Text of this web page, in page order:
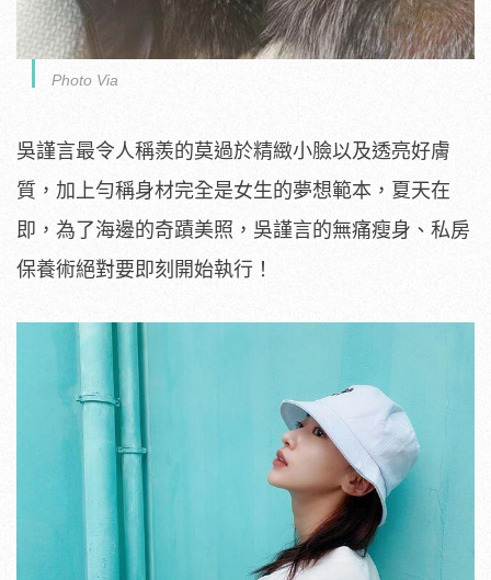
Photo Via
吳謹言最令人稱羨的莫過於精緻小臉以及透亮好膚
質，加上勻稱身材完全是女生的夢想範本，夏天在
即，為了海邊的奇蹟美照，吳謹言的無痛瘦身、私房
保養術絕對要即刻開始執行！